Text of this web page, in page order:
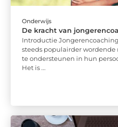
Onderwijs
De kracht van
Introductie
steeds populairder
te ondersteunen in hun
Het is ...